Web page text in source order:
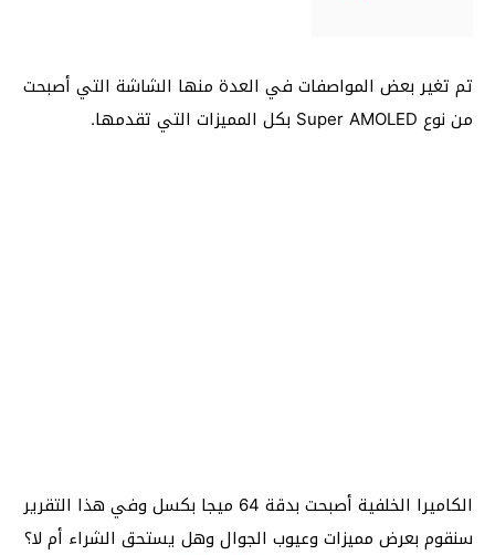
تم تغير بعض المواصفات في العدة منها الشاشة التي أصبحت
من نوع Super AMOLED بكل المميزات التي تقدمها.
الكاميرا الخلفية أصبحت بدقة 64 ميجا بكسل وفي هذا التقرير
سنقوم بعرض مميزات وعيوب الجوال وهل يستحق الشراء أم لا؟